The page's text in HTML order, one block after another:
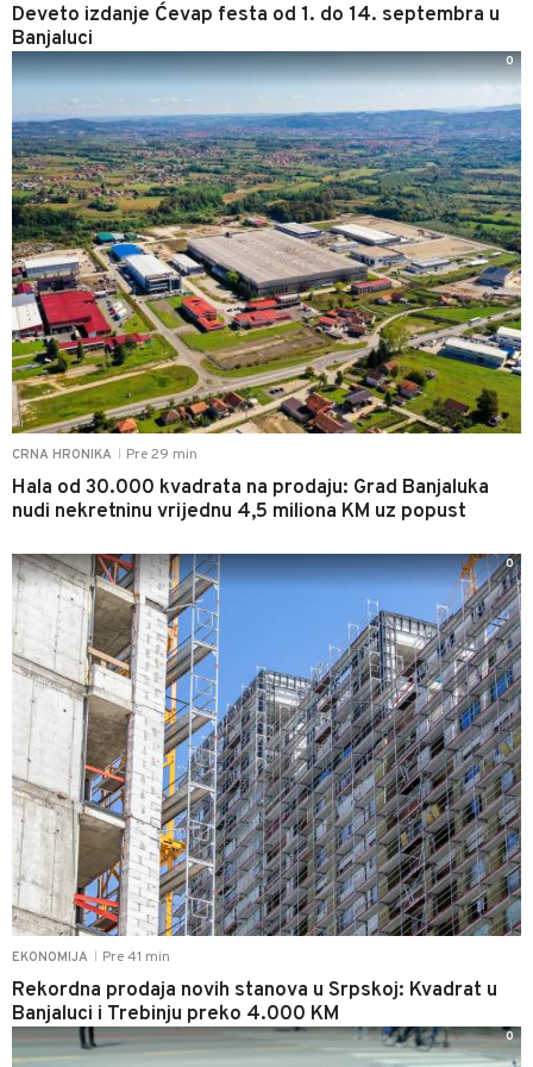
Deveto izdanje Ćevap festa od 1. do 14. septembra u
Banjaluci
CRNA HRONIKA Pre 29 min
Hala od 30.000 kvadrata na prodaju: Grad Banjaluka
nudi nekretninu vrijednu 4,5 miliona KM uz popust
0
EKONOMIJA Pre 41 min
Rekordna prodaja novih stanova u Srpskoj: Kvadrat u
Banjaluci i Trebinju preko 4.000 KM
0
0